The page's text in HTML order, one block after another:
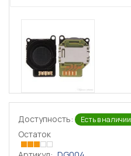
Доступность: Есть в наличии
Остаток